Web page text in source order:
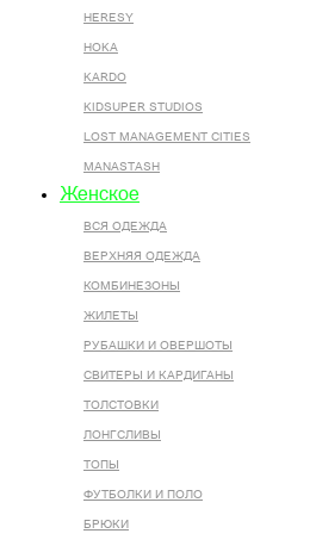
HERESY
HOKA
KARDO
KIDSUPER STUDIOS
LOST MANAGEMENT CITIES
MANASTASH
Женское
ВСЯ ОДЕЖДА
ВЕРХНЯЯ ОДЕЖДА
КОМБИНЕЗОНЫ
ЖИЛЕТЫ
РУБАШКИ И ОВЕРШОТЫ
СВИТЕРЫ И КАРДИГАНЫ
ТОЛСТОВКИ
ЛОНГСЛИВЫ
ТОПЫ
ФУТБОЛКИ И ПОЛО
БРЮКИ